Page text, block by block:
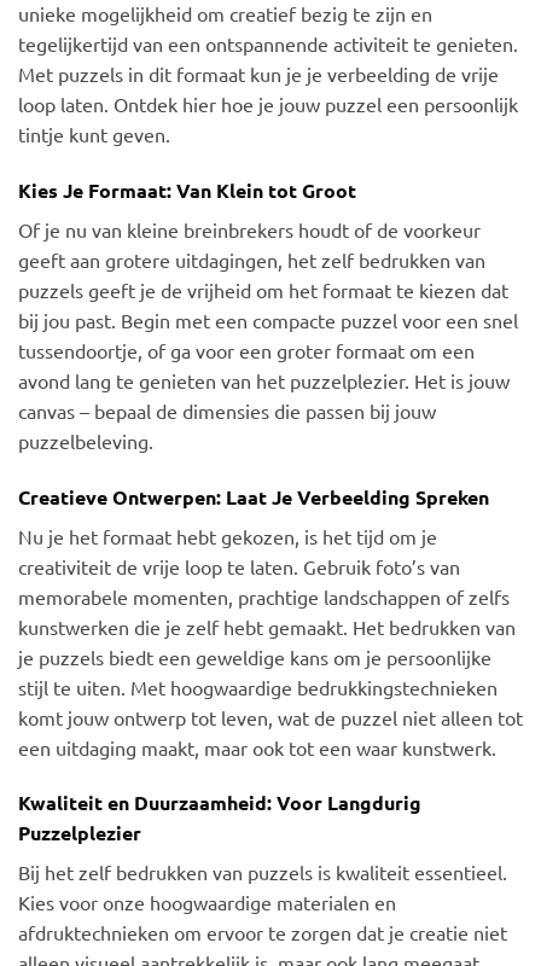
unieke mogelijkheid om creatief bezig te zijn en
tegelijkertijd van een ontspannende activiteit te genieten.
Met puzzels in dit formaat kun je je verbeelding de vrije
loop laten. Ontdek hier hoe je jouw puzzel een persoonlijk
tintje kunt geven.
Kies Je Formaat: Van Klein tot Groot
Of je nu van kleine breinbrekers houdt of de voorkeur
geeft aan grotere uitdagingen, het zelf bedrukken van
puzzels geeft je de vrijheid om het formaat te kiezen dat
bij jou past. Begin met een compacte puzzel voor een snel
tussendoortje, of ga voor een groter formaat om een
avond lang te genieten van het puzzelplezier. Het is jouw
canvas – bepaal de dimensies die passen bij jouw
puzzelbeleving.
Creatieve Ontwerpen: Laat Je Verbeelding Spreken
Nu je het formaat hebt gekozen, is het tijd om je
creativiteit de vrije loop te laten. Gebruik foto’s van
memorabele momenten, prachtige landschappen of zelfs
kunstwerken die je zelf hebt gemaakt. Het bedrukken van
je puzzels biedt een geweldige kans om je persoonlijke
stijl te uiten. Met hoogwaardige bedrukkingstechnieken
komt jouw ontwerp tot leven, wat de puzzel niet alleen tot
een uitdaging maakt, maar ook tot een waar kunstwerk.
Kwaliteit en Duurzaamheid: Voor Langdurig
Puzzelplezier
Bij het zelf bedrukken van puzzels is kwaliteit essentieel.
Kies voor onze hoogwaardige materialen en
afdruktechnieken om ervoor te zorgen dat je creatie niet